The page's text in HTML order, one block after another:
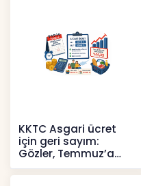
KKTC Asgari ücret
için geri sayım:
Gözler, Temmuz’a
yansıması beklenen
artışta